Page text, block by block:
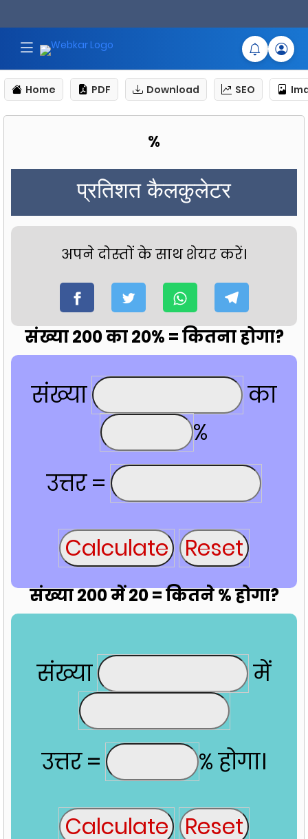
Home PDF Download SEO
%
प्रतिशत कैलकुलेटर
अपने दोस्तों के साथ शेयर करें।
संख्या 200 का 20% = कितना होगा?
संख्या
का
%
उत्तर =
संख्या 200 में 20 = कितने % होगा?
संख्या में
उत्तर = % होगा।